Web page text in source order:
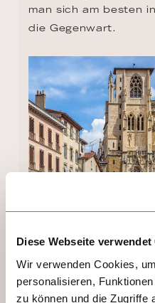
Diese Webseite verwendet
Wir verwenden Cookies,
personalisieren,
zu können und die Zugriffe
man sich am besten
die Gegenwart.
Gleich gegenüber